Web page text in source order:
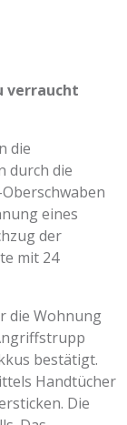
verraucht
die
durch die
eines
der
mit 24
die Wohnung
bestätigt.
Handtücher
Die